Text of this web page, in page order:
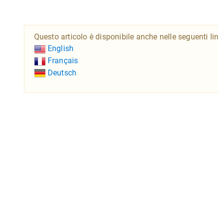
Questo articolo è disponibile anche nelle seguenti
English
Français
Deutsch